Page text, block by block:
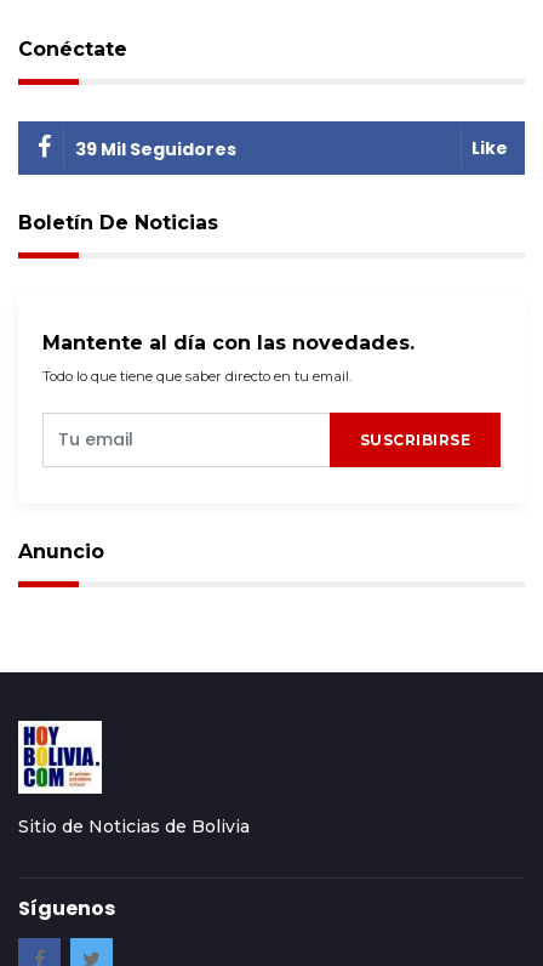
Conéctate
39 Mil Seguidores Like
Boletín De Noticias
Mantente al día con las novedades.
Todo lo que tiene que saber directo en tu email.
SUSCRIBIRSE
Anuncio
Sitio de Noticias de Bolivia
Síguenos